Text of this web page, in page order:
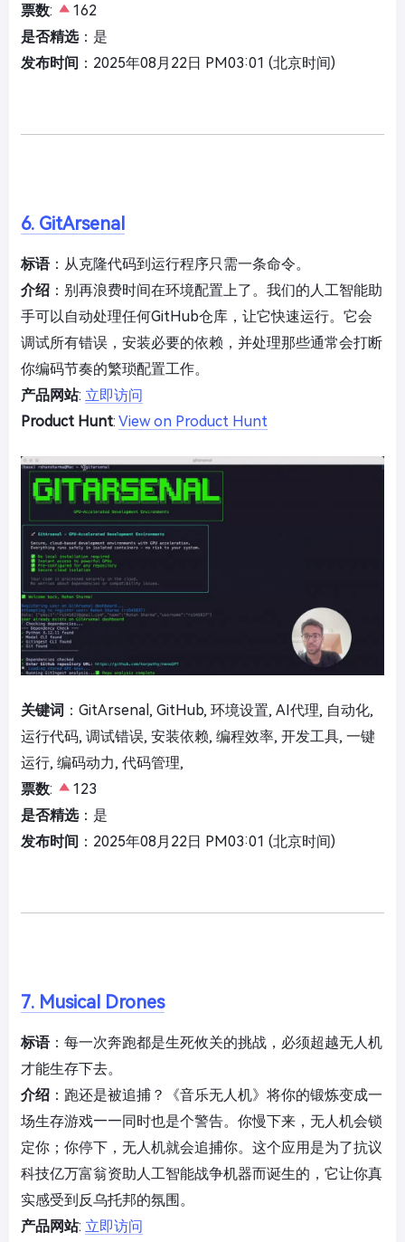
票数:
162
是否精选：是
发布时间 ：2025年08月22日 PM03:01 (北京时间)
6. GitArsenal
标语：从克隆代码到运行程序只需一条命令。
介绍 ：别再浪费时间在环境配置上了。我们的人工智能助
手可以自动处理任何GitHub仓库，让它快速运行。它会
调试所有错误，安装必要的依赖，并处理那些通常会打断
你编码节奏的繁琐配置工作。
产品网站: 立即访问
Product Hunt: View on Product Hunt
关键词 ：GitArsenal, GitHub, 环境设置, AI代理, 自动化,
运行代码, 调试错误, 安装依赖, 编程效率, 开发工具, 一键
运行, 编码动力, 代码管理,
票数:
123
是否精选：是
发布时间 ：2025年08月22日 PM03:01 (北京时间)
7. Musical Drones
标语：每一次奔跑都是生死攸关的挑战，必须超越无人机
才能生存下去。
介绍 ：跑还是被追捕？《音乐无人机》将你的锻炼变成一
场生存游戏——同时也是个警告。你慢下来，无人机会锁
定你；你停下，无人机就会追捕你。这个应用是为了抗议
科技亿万富翁资助人工智能战争机器而诞生的，它让你真
实感受到反乌托邦的氛围。
产品网站: 立即访问